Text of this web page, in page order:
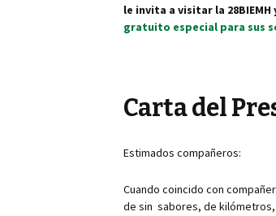
le invita a visitar la
gratuito especial para sus
Carta del
Estimados compañeros:
Cuando coincido con
de sin sabores, de